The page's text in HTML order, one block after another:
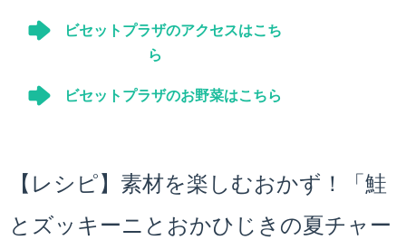
ビセットプラザのアクセスはこち
ら
ビセットプラザのお野菜はこちら
【レシピ】素材を楽しむおかず！「鮭
とズッキーニとおかひじきの夏チャー